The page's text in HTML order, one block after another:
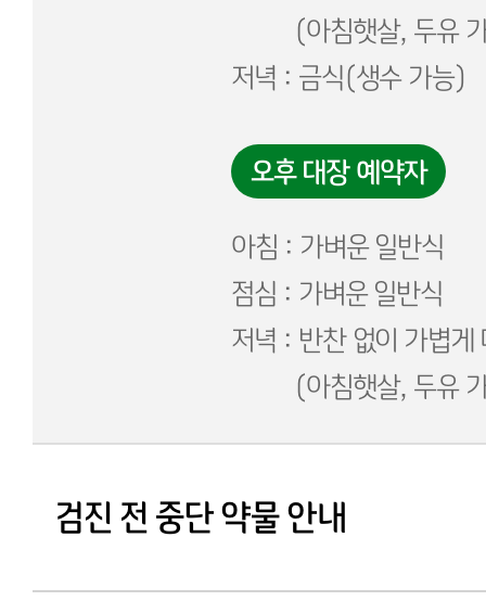
(아침햇살, 두유
저녁 : 금식(생수 가능)
오후 대장 예약자
아침 : 가벼운 일반식
점심 : 가벼운 일반식
저녁 : 반찬 없이 가볍게
(아침햇살, 두유
검진 전 중단 약물 안내